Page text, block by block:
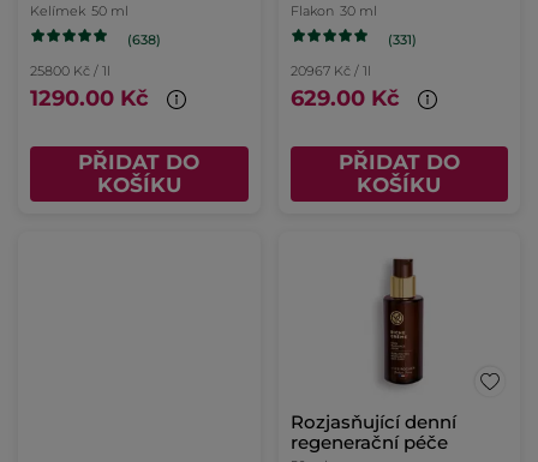
Kelímek 50 ml
(638)
25800 Kč / 1l
1290.00 Kč
PŘIDAT DO
KOŠÍKU
Flakon 30 ml
(331)
20967 Kč / 1l
629.00 Kč
PŘIDAT DO
KOŠÍKU
Rozjasňující denní
regenerační péče